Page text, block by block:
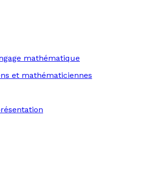
mathématique
et mathématiciennes